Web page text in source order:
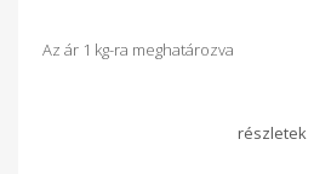
Az ár 1 kg-ra meghatározva